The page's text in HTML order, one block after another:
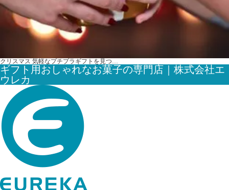
クリスマス 気軽なプチプラギフトを見つ…
ギフト用おしゃれなお菓子の専門店｜株式会社エ
ウレカ